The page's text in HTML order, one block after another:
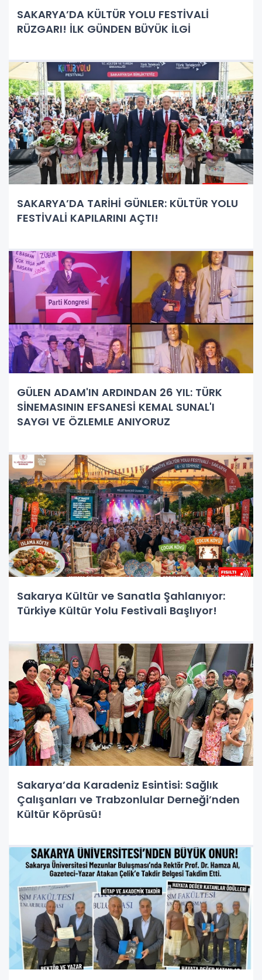
SAKARYA’DA KÜLTÜR YOLU FESTİVALİ
RÜZGARI! İLK GÜNDEN BÜYÜK İLGİ
SAKARYA’DA TARİHİ GÜNLER: KÜLTÜR YOLU
FESTİVALİ KAPILARINI AÇTI!
GÜLEN ADAM'IN ARDINDAN 26 YIL: TÜRK
SİNEMASININ EFSANESİ KEMAL SUNAL'I
SAYGI VE ÖZLEMLE ANIYORUZ
Sakarya Kültür ve Sanatla Şahlanıyor:
Türkiye Kültür Yolu Festivali Başlıyor!
Sakarya’da Karadeniz Esintisi: Sağlık
Çalışanları ve Trabzonlular Derneği’nden
Kültür Köprüsü!